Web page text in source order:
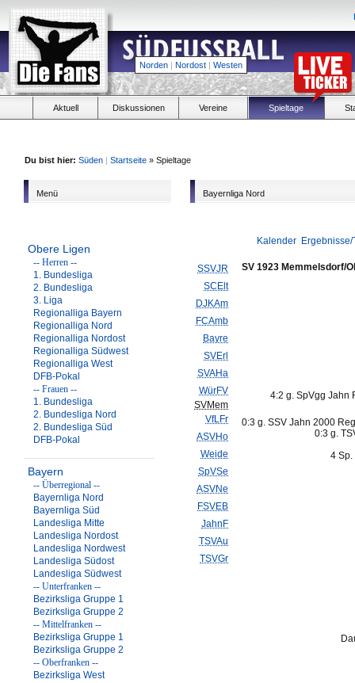
Norden | Nordost | Westen
Aktuell Diskussionen Vereine Spieltage
Du bist hier: Süden | Startseite » Spieltage
Menü
Obere Ligen
-- Herren --
1. Bundesliga
2. Bundesliga
3. Liga
Regionalliga Bayern
Regionalliga Nord
Regionalliga Nordost
Regionalliga Südwest
Regionalliga West
DFB-Pokal
-- Frauen --
1. Bundesliga
2. Bundesliga Nord
2. Bundesliga Süd
DFB-Pokal
Bayern
-- Überregional --
Bayernliga Nord
Bayernliga Süd
Landesliga Mitte
Landesliga Nordost
Landesliga Nordwest
Landesliga Südost
Landesliga Südwest
-- Unterfranken --
Bezirksliga Gruppe 1
Bezirksliga Gruppe 2
-- Mittelfranken --
Bezirksliga Gruppe 1
Bezirksliga Gruppe 2
-- Oberfranken --
Bezirksliga West
Bayernliga Nord
Kalender
SSVJR
SCElt
DJKAm
FCAmb
Bayre
SVErl
SVAHa
WürFV
SVMem
VfLFr
ASVHo
Weide
SpVSe
ASVNe
FSVEB
JahnF
TSVAu
TSVGr
SV 1923 Memmelsdorf/
4:2 g. SpVgg Jahn
0:3 g. SSV Jahn 2000
0:3 g.
4